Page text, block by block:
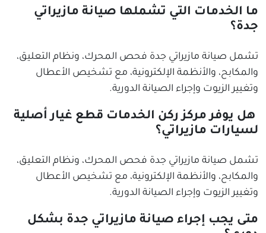
ما الخدمات التي تشملها صيانة مازيراتي
جدة؟
تشمل صيانة مازيراتي جدة فحص المحرك، ونظام التعليق،
والمكابح، والأنظمة الإلكترونية، مع تشخيص الأعطال
وتغيير الزيوت وإجراء الصيانة الدورية.
هل يوفر مركز ركن الخدمات قطع غيار أصلية
لسيارات مازيراتي؟
تشمل صيانة مازيراتي جدة فحص المحرك، ونظام التعليق،
والمكابح، والأنظمة الإلكترونية، مع تشخيص الأعطال
وتغيير الزيوت وإجراء الصيانة الدورية.
متى يجب إجراء صيانة مازيراتي جدة بشكل